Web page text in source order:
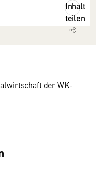
Inhalt
teilen
der WK-